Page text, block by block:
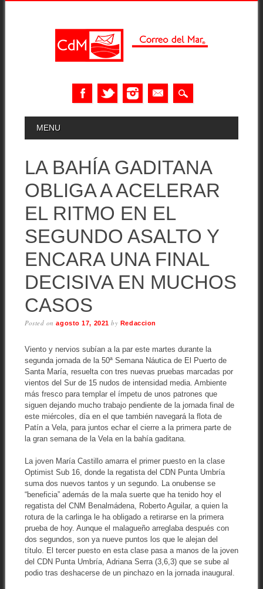
MAIN MENU
MENU
LA BAHÍA GADITANA
OBLIGA A ACELERAR
EL RITMO EN EL
SEGUNDO ASALTO Y
ENCARA UNA FINAL
DECISIVA EN MUCHOS
CASOS
Posted onagosto 17, 2021 by Redaccion
Viento y nervios subían a la par este martes durante la
segunda jornada de la 50ª Semana Náutica de El Puerto de
Santa María, resuelta con tres nuevas pruebas marcadas por
vientos del Sur de 15 nudos de intensidad media. Ambiente
más fresco para templar el ímpetu de unos patrones que
siguen dejando mucho trabajo pendiente de la jornada final de
este miércoles, día en el que también navegará la flota de
Patín a Vela, para juntos echar el cierre a la primera parte de
la gran semana de la Vela en la bahía gaditana.
La joven María Castillo amarra el primer puesto en la clase
Optimist Sub 16, donde la regatista del CDN Punta Umbría
suma dos nuevos tantos y un segundo. La onubense se
“beneficia” además de la mala suerte que ha tenido hoy el
regatista del CNM Benalmádena, Roberto Aguilar, a quien la
rotura de la carlinga le ha obligado a retirarse en la primera
prueba de hoy. Aunque el malagueño arreglaba después con
dos segundos, son ya nueve puntos los que le alejan del
título. El tercer puesto en esta clase pasa a manos de la joven
del CDN Punta Umbría, Adriana Serra (3,6,3) que se sube al
podio tras deshacerse de un pinchazo en la jornada inaugural.